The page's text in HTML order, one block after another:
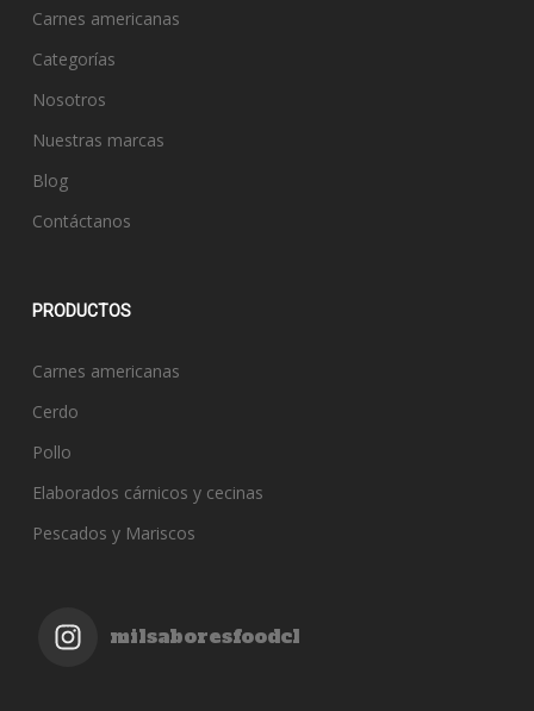
Carnes americanas
Categorías
Nosotros
Nuestras marcas
Blog
Contáctanos
PRODUCTOS
Carnes americanas
Cerdo
Pollo
Elaborados cárnicos y cecinas
Pescados y Mariscos
milsaboresfoodcl